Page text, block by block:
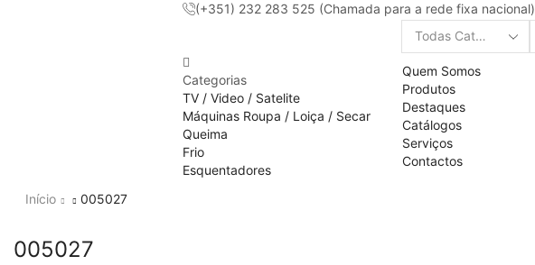
(+351) 232 283 525 (Chamada para a rede fixa nacional)
Search
Categorias
TV / Video / Satelite
Máquinas Roupa / Loiça / Secar
Queima
Frio
Esquentadores
Quem Somos
Produtos
Destaques
Catálogos
Serviços
Contactos
Início 005027
005027